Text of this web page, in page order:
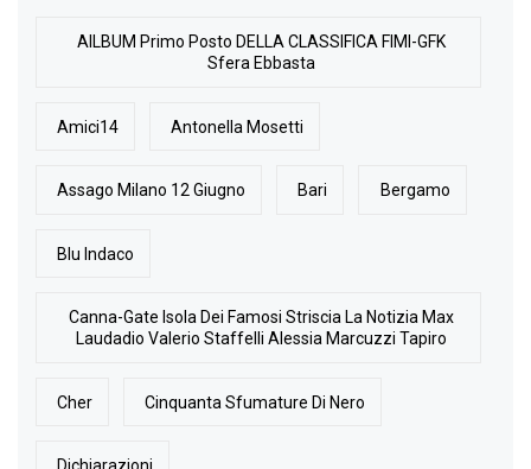
AlLBUM Primo Posto DELLA CLASSIFICA FIMI-GFK
Sfera Ebbasta
Amici14 Antonella Mosetti
Assago Milano 12 Giugno Bari Bergamo
Blu Indaco
Canna-Gate Isola Dei Famosi Striscia La Notizia Max
Laudadio Valerio Staffelli Alessia Marcuzzi Tapiro
Cher Cinquanta Sfumature Di Nero